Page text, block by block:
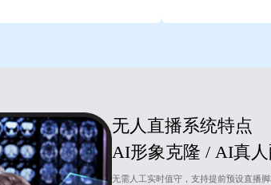
无人直播系统特点
AI形象克隆 / AI真
无需人工实时值守，支持提前预设直播